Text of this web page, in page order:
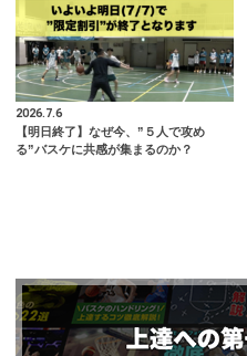
2026.7.6
【明日終了】なぜ今、”５人で攻め
る”バスケに共感が集まるのか？